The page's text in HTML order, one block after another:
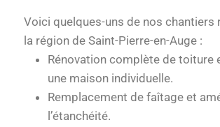
Voici quelques-uns de nos chantiers
la région de Saint-Pierre-en-Auge :
Rénovation complète de toiture
une maison individuelle.
Remplacement de faîtage et
l’étanchéité.